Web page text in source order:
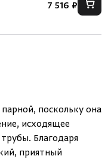
7 516 ₽
поскольку она
исходящее
Благодаря
приятный